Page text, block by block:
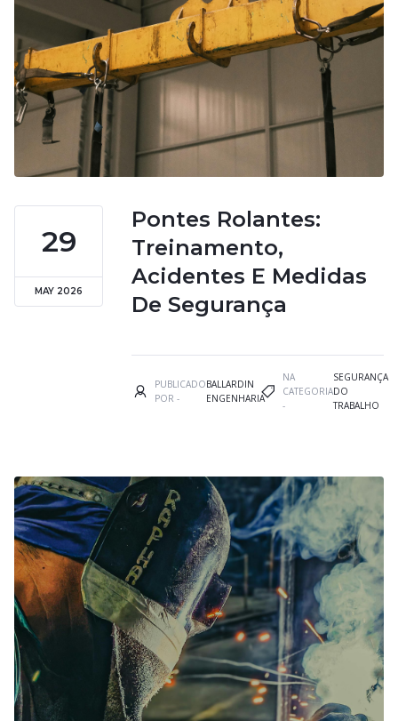
29
MAY 2026
Pontes Rolantes:
Treinamento,
Acidentes E Medidas
De Segurança
PUBLICADO
POR -
BALLARDIN
ENGENHARIA
NA
CATEGORIA
-
SEGURANÇA
DO
TRABALHO